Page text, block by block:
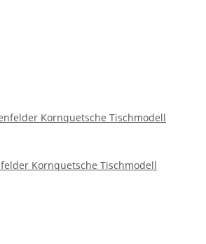
Kornquetsche Tischmodell